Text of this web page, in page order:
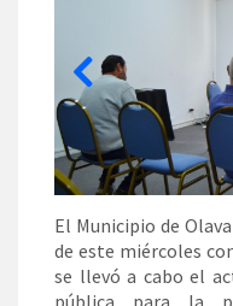
El Municipio de
de este miércoles
se llevó a cabo el